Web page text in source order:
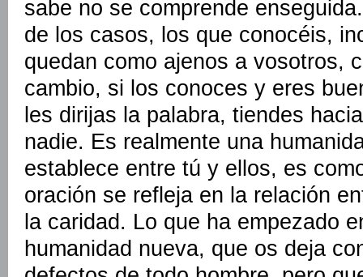
sabe no se comprende
de los casos, los que conocéis,
quedan como ajenos a vosotros,
cambio, si los conoces y eres
les dirijas la palabra, tiendes
nadie. Es realmente una
establece entre tú y ellos, es
oración se refleja en la relación
la caridad. Lo que ha empezado
humanidad nueva, que os deja